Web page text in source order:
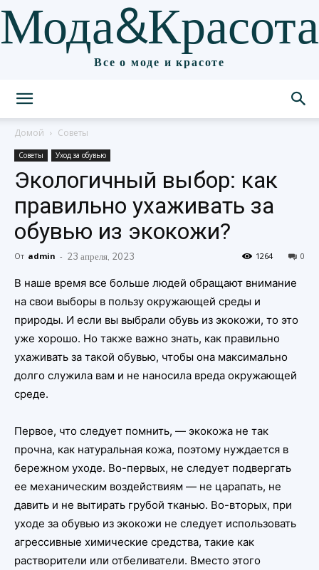
Мода&Красота
Все о моде и красоте
Домой Советы
Советы Уход за обувью
Экологичный выбор: как
правильно ухаживать за
обувью из экокожи?
От admin - 23 апреля, 2023 0
1264
В наше время все больше людей обращают внимание
на свои выборы в пользу окружающей среды и
природы. И если вы выбрали обувь из экокожи, то это
уже хорошо. Но также важно знать, как правильно
ухаживать за такой обувью, чтобы она максимально
долго служила вам и не наносила вреда окружающей
среде.
Первое, что следует помнить, — экокожа не так
прочна, как натуральная кожа, поэтому нуждается в
бережном уходе. Во-первых, не следует подвергать
ее механическим воздействиям — не царапать, не
давить и не вытирать грубой тканью. Во-вторых, при
уходе за обувью из экокожи не следует использовать
агрессивные химические средства, такие как
растворители или отбеливатели. Вместо этого